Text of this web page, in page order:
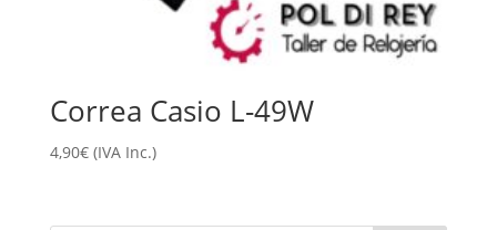
Correa Casio L-49W
4,90€ (IVA Inc.)